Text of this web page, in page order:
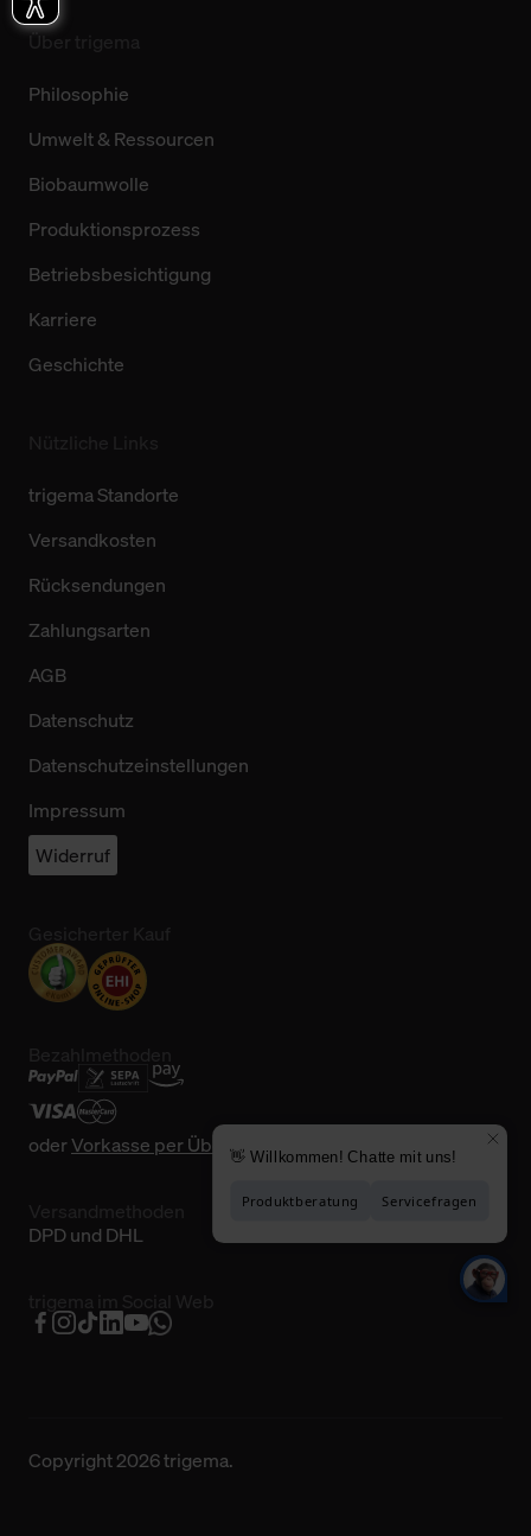
Über trigema
Philosophie
Umwelt & Ressourcen
Biobaumwolle
Produktionsprozess
Betriebsbesichtigung
Karriere
Geschichte
trigema Standorte
Versandkosten
Rücksendungen
Zahlungsarten
AGB
Datenschutz
Datenschutzeinstellungen
Impressum
Widerruf
oderVorkasse per Überweisung
DPD und DHL
Copyright 2026 trigema.